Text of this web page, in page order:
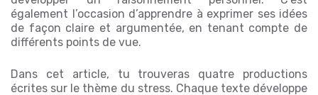
également l’occasion d’apprendre à exprimer ses idées
de façon claire et argumentée, en tenant compte de
différents points de vue.
Dans cet article, tu trouveras quatre productions
écrites sur le thème du stress. Chaque texte développe